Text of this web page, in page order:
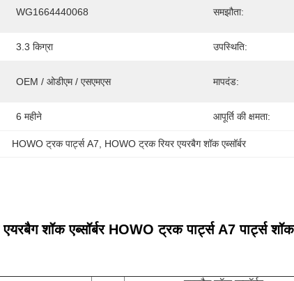
WG1664440068 समझौता:
3.3 किग्रा उपस्थिति:
OEM / ओडीएम / एसएमएस मापदंड:
6 महीने आपूर्ति की क्षमता:
HOWO ट्रक पार्ट्स A7 HOWO ट्रक रियर एयरबैग शॉक एब्सॉर्बर
शॉक एब्सॉर्बर HOWO ट्रक पार्ट्स A7 पार्ट्स शॉक